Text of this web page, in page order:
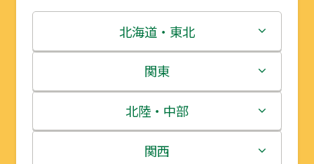
北海道・東北
北海道
青森県
岩手県
関東
茨城県
栃木県
北陸・中部
新潟県
関西